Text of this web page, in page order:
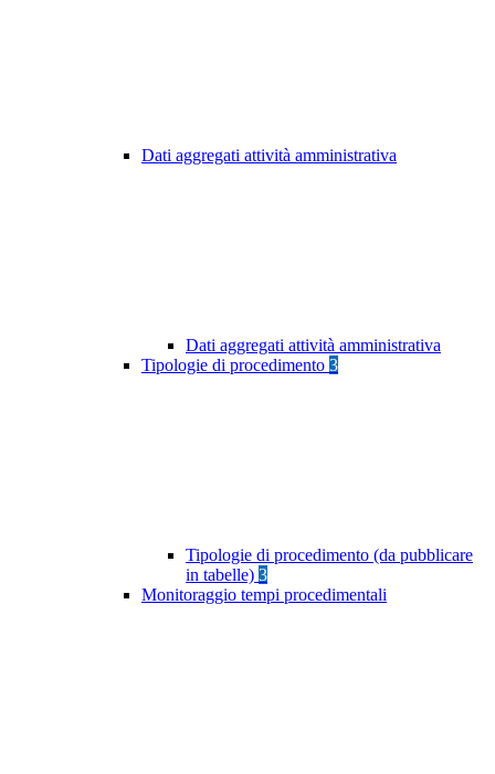
Dati aggregati attività amministrativa
Dati aggregati attività amministrativa
Tipologie di procedimento 3
Tipologie di procedimento (da pubblicare
in tabelle) 3
Monitoraggio tempi procedimentali